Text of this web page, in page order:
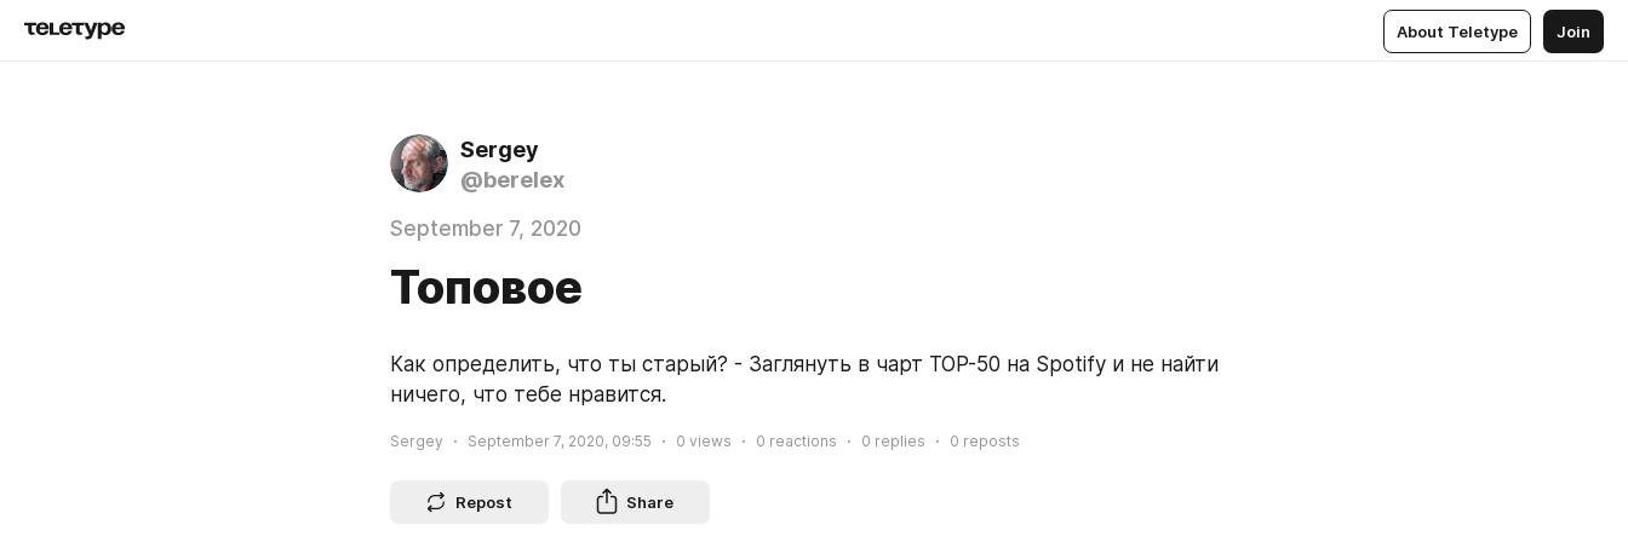
About Teletype Join
Sergey
@berelex
September 7, 2020
Топовое
Как определить, что ты старый? - Заглянуть в чарт TOP-50 на Spotify и не найти
ничего, что тебе нравится.
Sergey September 7, 2020, 09:55 0 views 0 reactions 0 replies 0 reposts
Repost Share